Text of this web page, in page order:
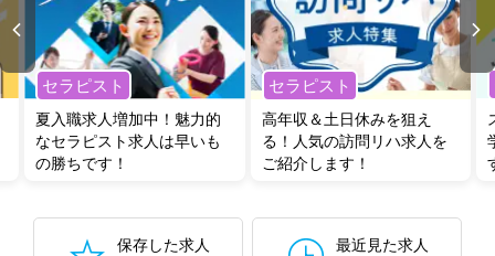
セラピスト
夏入職求人増加中！魅力的
なセラピスト求人は早いも
の勝ちです！
セラピスト
高年収＆土日休みを狙え
る！人気の訪問リハ求人を
ご紹介します！
保存した求人
最近見た求人